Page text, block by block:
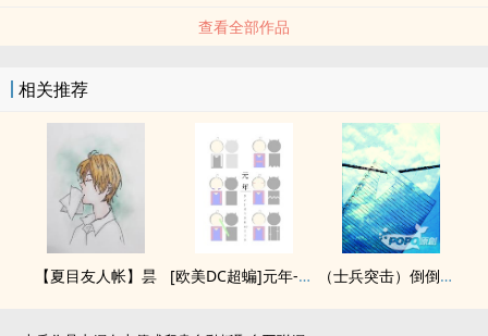
查看全部作品
相关推荐
【夏目友人帐】昙 [欧美DC超蝙]元年-30天各宇宙甜饼 （士兵突击）倒倒倒追史